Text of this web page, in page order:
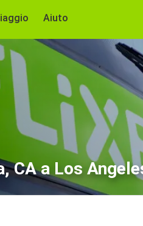
Aiuto
CA a Los